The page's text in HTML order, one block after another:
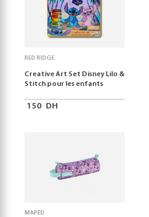
RED RIDGE
Creative Art Set Disney Lilo &
Stitch pour les enfants
150 DH
MAPED